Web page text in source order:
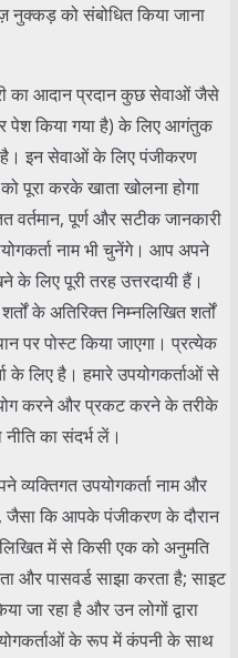
नुक्कड़ को संबोधित किया जाना
का आदान प्रदान कुछ सेवाओं जैसे
पेश किया गया है) के लिए आगंतुक
है। इन सेवाओं के लिए पंजीकरण
पूरा करके खाता खोलना होगा
वर्तमान, पूर्ण और सटीक जानकारी
नाम भी चुनेंगे। आप अपने
के लिए पूरी तरह उत्तरदायी हैं।
के अतिरिक्त निम्नलिखित शर्तों
पर पोस्ट किया जाएगा। प्रत्येक
के लिए है। हमारे उपयोगकर्ताओं से
करने और प्रकट करने के तरीके
का संदर्भ लें।
उपयोगकर्ता नाम और
जैसा कि आपके पंजीकरण के दौरान
में से किसी एक को अनुमति
और पासवर्ड साझा करता है; साइट
जा रहा है और उन लोगों द्वारा
के रूप में कंपनी के साथ